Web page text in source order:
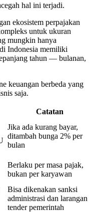
hal ini terjadi.
ekosistem perpajakan
untuk ukuran
mungkin hanya
Indonesia memiliki
tahun — bulanan,
keuangan berbeda yang
saja.
Catatan
Jika ada kurang bayar,
ditambah bunga 2% per
bulan
Berlaku per masa pajak,
bukan per karyawan
Bisa dikenakan sanksi
administrasi dan larangan
tender pemerintah